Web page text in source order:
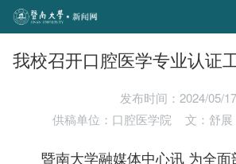
我校召开口腔医学专业认证
发布时间：2024/05/17
供稿单位：口腔医学院
文：舒展
暨南大学融媒体中心讯 为全